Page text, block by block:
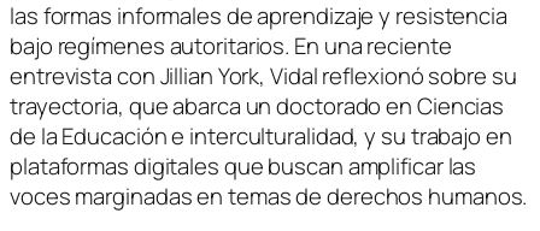
las formas informales de aprendizaje y resistencia
bajo regímenes autoritarios. En una reciente
entrevista con Jillian York, Vidal reflexionó sobre su
trayectoria, que abarca un doctorado en Ciencias
de la Educación e interculturalidad, y su trabajo en
plataformas digitales que buscan amplificar las
voces marginadas en temas de derechos humanos.